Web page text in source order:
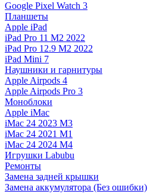
Google Pixel Watch 3
Планшеты
Apple iPad
iPad Pro 11 M2 2022
iPad Pro 12.9 M2 2022
iPad Mini 7
Наушники и гарнитуры
Apple Airpods 4
Apple Airpods Pro 3
Моноблоки
Apple iMac
iMac 24 2023 M3
iMac 24 2021 M1
iMac 24 2024 M4
Игрушки Labubu
Ремонты
Замена задней крышки
Замена аккумулятора (Без ошибки)